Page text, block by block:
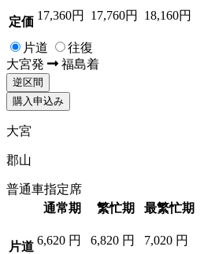
定価 17,360円 17,760円 18,160円
片道
往復
大宮発 福島着
逆区間
購入申込み
大宮
郡山
普通車指定席
通常期
繁忙期 最繁忙期
片道 6,620 円 6,820 円 7,020 円